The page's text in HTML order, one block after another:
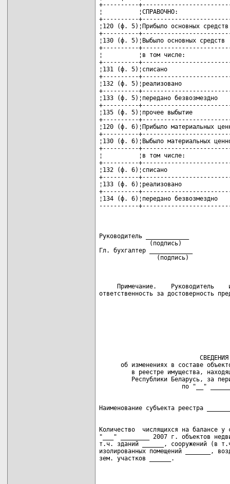
+----------
¦          ¦СПРАВОЧНО:
+----------
¦120 (ф. 5)¦Прибыло основных
+----------
¦130 (ф. 5)¦Выбыло основных
+----------
¦          ¦в том числе:
+----------
¦131 (ф. 5)¦списано
+----------
¦132 (ф. 5)¦реализовано
+----------
¦133 (ф. 5)¦передано
+----------
¦135 (ф. 5)¦прочее выбытие
+----------
¦120 (ф. 6)¦Прибыло
+----------
¦130 (ф. 6)¦Выбыло
+----------
¦          ¦в том числе:
+----------
¦132 (ф. 6)¦списано
+----------
¦133 (ф. 6)¦реализовано
+----------
¦134 (ф. 6)¦передано
-----------
Руководитель ____________
(подпись)
Гл. бухгалтер ____________
(подпись)
Примечание.    Руководитель
ответственность за достоверность
                            СВЕДЕНИЯ
об изменениях в составе
в реестре имущества,
Республики Беларусь, за
Количество  числящихся на балансе у
"___" ________ 2007 г. объектов
т.ч. зданий ______, сооружений (в
изолированных помещений _______,
зем. участков ______.